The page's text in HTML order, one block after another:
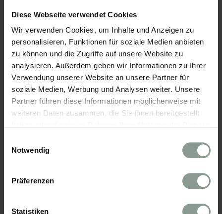
Diese Webseite verwendet Cookies
Wir verwenden Cookies, um Inhalte und Anzeigen zu
personalisieren, Funktionen für soziale Medien anbieten
zu können und die Zugriffe auf unsere Website zu
analysieren. Außerdem geben wir Informationen zu Ihrer
Verwendung unserer Website an unsere Partner für
soziale Medien, Werbung und Analysen weiter. Unsere
Partner führen diese Informationen möglicherweise mit
weiteren Daten zusammen, die Sie ihnen bereitgestellt
Notwendig
Präferenzen
Statistiken
geschmorten Spargel anrichten und mit Beurre
blanc übergießen.
Guten Appetit!